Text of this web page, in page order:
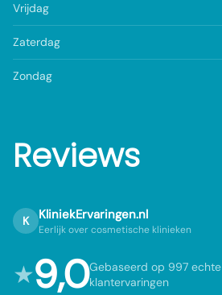
Vrijdag
Zaterdag
Zondag
Reviews
K KliniekErvaringen.nl
Eerlijk over cosmetische klinieken
★9,0Gebaseerd op 997 echte
klantervaringen